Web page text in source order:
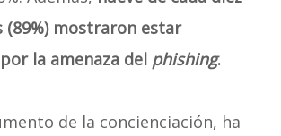
(89%) mostraron estar
la amenaza del phishing.
de la concienciación, ha